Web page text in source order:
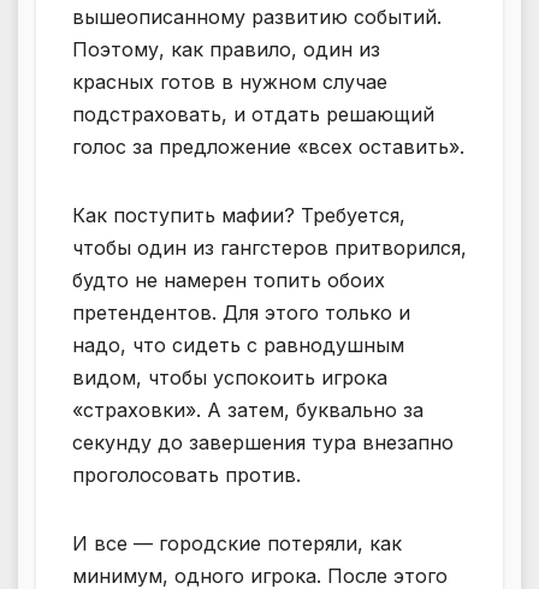
вышеописанному развитию событий.
Поэтому, как правило, один из
красных готов в нужном случае
подстраховать, и отдать решающий
голос за предложение «всех оставить».
Как поступить мафии? Требуется,
чтобы один из гангстеров притворился,
будто не намерен топить обоих
претендентов. Для этого только и
надо, что сидеть с равнодушным
видом, чтобы успокоить игрока
«страховки». А затем, буквально за
секунду до завершения тура внезапно
проголосовать против.
И все — городские потеряли, как
минимум, одного игрока. После этого